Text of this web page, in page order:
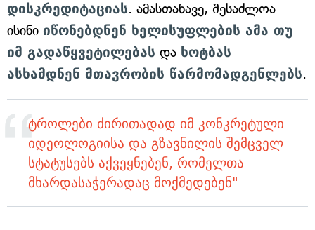
დისკრედიტაციას. ამასთანავე, შესაძლოა
ისინი იწონებდნენ ხელისუფლების ამა თუ
იმ გადაწყვეტილებას და ხოტბას
ასხამდნენ მთავრობის წარმომადგენლებს.
ტროლები ძირითადად იმ კონკრეტული
იდეოლოგიისა და გზავნილის შემცველ
სტატუსებს აქვეყნებენ, რომელთა
მხარდასაჭერადაც მოქმედებენ"